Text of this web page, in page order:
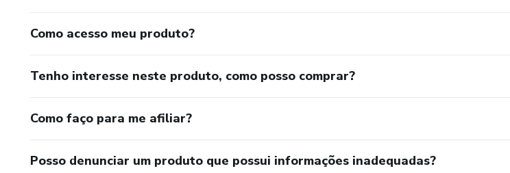
Como acesso meu produto?
Tenho interesse neste produto, como posso comprar?
Como faço para me afiliar?
Posso denunciar um produto que possui informações inadequadas?